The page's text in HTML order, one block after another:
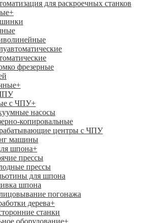
для раскроечных станков
+
фрезерные
+
с ЧПУ+
насосы
копировальные
центры с ЧПУ
машины
шпона+
прессы
прессы
для шпона
шпона
погонажа
дерева+
станки
оборудование+